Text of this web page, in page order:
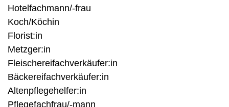
Hotelfachmann/-frau
Koch/Köchin
Florist:in
Metzger:in
Fleischereifachverkäufer:in
Bäckereifachverkäufer:in
Altenpflegehelfer:in
Pflegefachfrau/-mann